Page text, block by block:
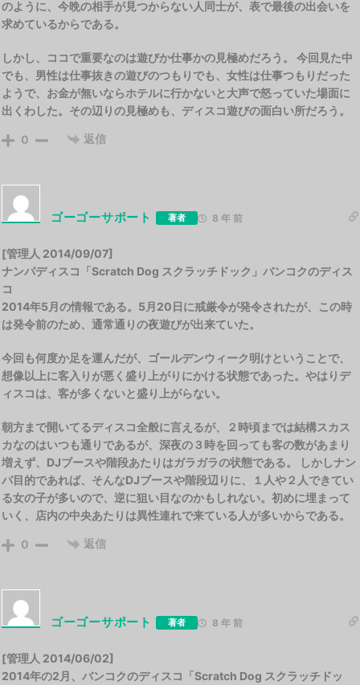
のように、今晩の相手が見つからない人同士が、表で最後の出会いを
求めているからである。
しかし、ココで重要なのは遊びか仕事かの見極めだろう。 今回見た中
でも、男性は仕事抜きの遊びのつもりでも、女性は仕事つもりだった
ようで、お金が無いならホテルに行かないと大声で怒っていた場面に
出くわした。その辺りの見極めも、ディスコ遊びの面白い所だろう。
0 返信
ゴーゴーサポート 著者 8 年 前
[管理人 2014/09/07]
ナンパディスコ「Scratch Dog スクラッチドック」バンコクのディス
コ
2014年5月の情報である。5月20日に戒厳令が発令されたが、この時
は発令前のため、通常通りの夜遊びが出来ていた。
今回も何度か足を運んだが、ゴールデンウィーク明けということで、
想像以上に客入りが悪く盛り上がりにかける状態であった。やはりデ
ィスコは、客が多くないと盛り上がらない。
朝方まで開いてるディスコ全般に言えるが、２時頃までは結構スカス
カなのはいつも通りであるが、深夜の３時を回っても客の数があまり
増えず、DJブースや階段あたりはガラガラの状態である。 しかしナン
パ目的であれば、そんなDJブースや階段辺りに、１人や２人できてい
る女の子が多いので、逆に狙い目なのかもしれない。初めに埋まって
いく、店内の中央あたりは異性連れで来ている人が多いからである。
0 返信
ゴーゴーサポート 著者 8 年 前
[管理人 2014/06/02]
2014年の2月、バンコクのディスコ「Scratch Dog スクラッチドッ